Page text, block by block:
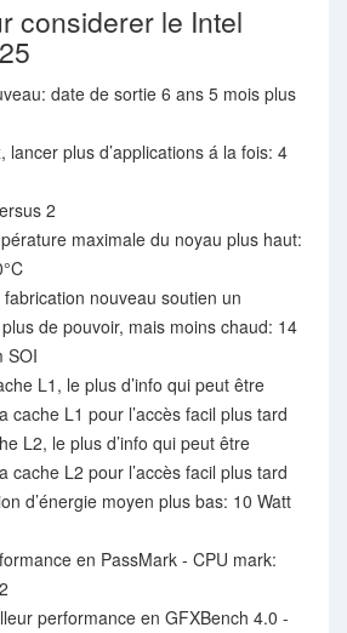
considerer le Intel
date de sortie 6 ans 5 mois plus
lancer plus d’applications á la fois: 4
2
maximale du noyau plus haut:
nouveau soutien un
de pouvoir, mais moins chaud: 14
SOI
L1, le plus d’info qui peut être
cache L1 pour l’accès facil plus tard
L2, le plus d’info qui peut être
cache L2 pour l’accès facil plus tard
d’énergie moyen plus bas: 10 Watt
en PassMark - CPU mark:
performance en GFXBench 4.0 -